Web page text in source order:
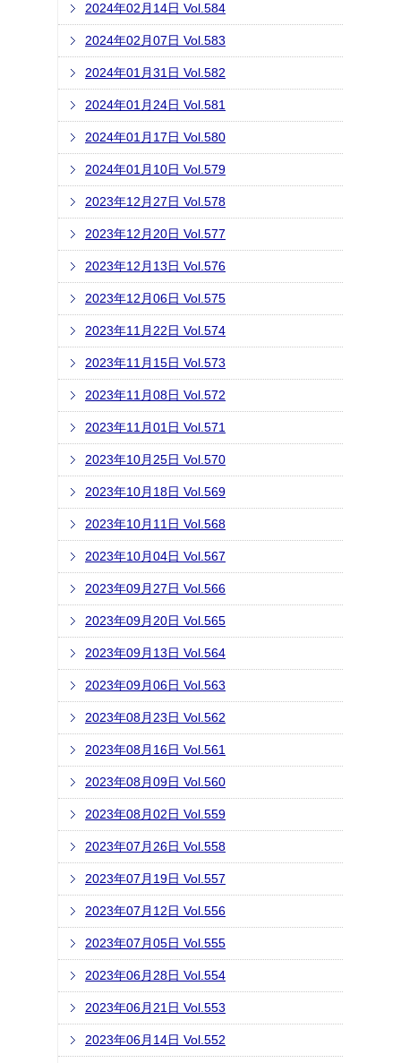
2024年02月14日 Vol.584
2024年02月07日 Vol.583
2024年01月31日 Vol.582
2024年01月24日 Vol.581
2024年01月17日 Vol.580
2024年01月10日 Vol.579
2023年12月27日 Vol.578
2023年12月20日 Vol.577
2023年12月13日 Vol.576
2023年12月06日 Vol.575
2023年11月22日 Vol.574
2023年11月15日 Vol.573
2023年11月08日 Vol.572
2023年11月01日 Vol.571
2023年10月25日 Vol.570
2023年10月18日 Vol.569
2023年10月11日 Vol.568
2023年10月04日 Vol.567
2023年09月27日 Vol.566
2023年09月20日 Vol.565
2023年09月13日 Vol.564
2023年09月06日 Vol.563
2023年08月23日 Vol.562
2023年08月16日 Vol.561
2023年08月09日 Vol.560
2023年08月02日 Vol.559
2023年07月26日 Vol.558
2023年07月19日 Vol.557
2023年07月12日 Vol.556
2023年07月05日 Vol.555
2023年06月28日 Vol.554
2023年06月21日 Vol.553
2023年06月14日 Vol.552